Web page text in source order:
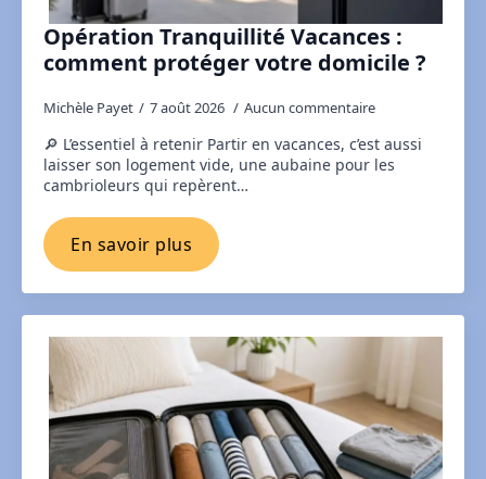
Opération Tranquillité Vacances :
comment protéger votre domicile ?
Michèle Payet 7 août 2026 Aucun commentaire
🔎 L’essentiel à retenir Partir en vacances, c’est aussi
laisser son logement vide, une aubaine pour les
cambrioleurs qui repèrent…
En savoir plus